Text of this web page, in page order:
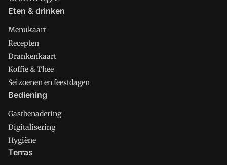
Eten & drinken
Menukaart
Recepten
Drankenkaart
Koffie & Thee
Seizoenen en feestdagen
Bediening
Gastbenadering
Digitalisering
Hygiëne
Terras